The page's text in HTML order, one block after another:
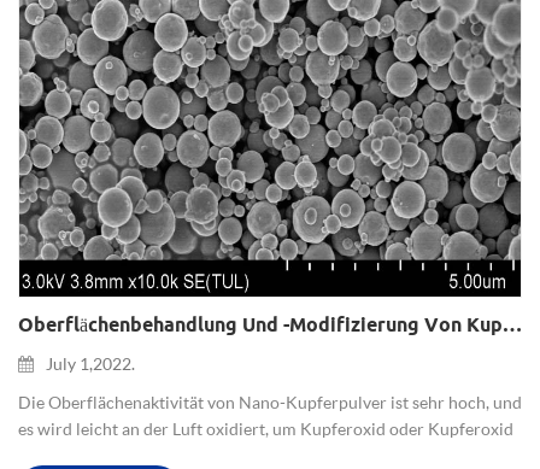
Oberflächenbehandlung Und -modifizierung Von Kupfer-Nanopartikeln
July 1,2022.
Die Oberflächenaktivität von Nano-Kupferpulver ist sehr hoch, und
es wird leicht an der Luft oxidiert, um Kupferoxid oder Kupferoxid